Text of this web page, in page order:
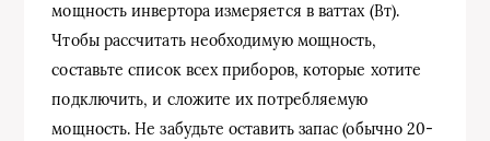
мощность инвертора измеряется в ваттах (Вт).
Чтобы рассчитать необходимую мощность,
составьте список всех приборов, которые хотите
подключить, и сложите их потребляемую
мощность. Не забудьте оставить запас (обычно 20-